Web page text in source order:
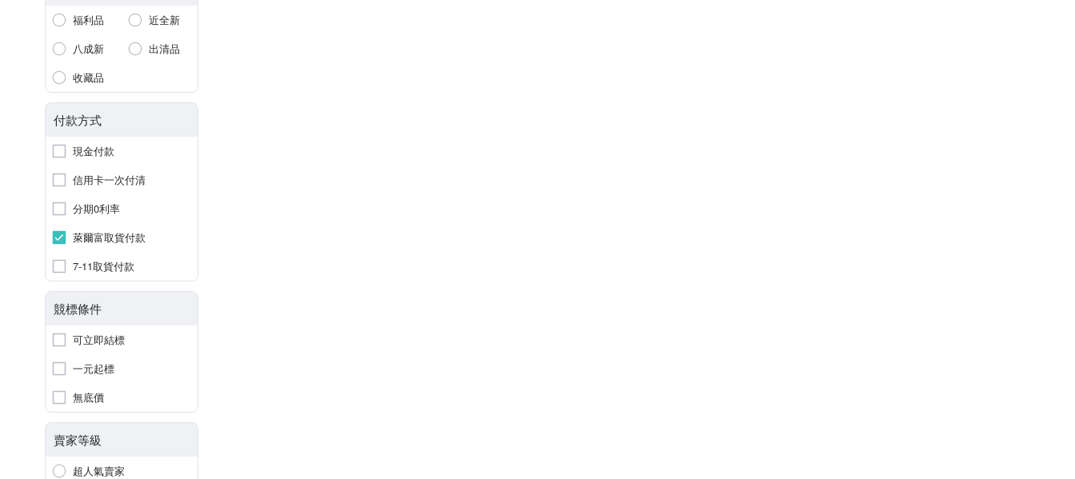
福利品
近全新
八成新
出清品
收藏品
付款方式
現金付款
信用卡一次付清
分期0利率
萊爾富取貨付款
7-11取貨付款
競標條件
可立即結標
一元起標
無底價
賣家等級
超人氣賣家